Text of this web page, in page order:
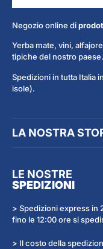
Negozio online di
Yerba mate, vini,
tipiche del nostro paese.
Spedizioni in tutta Italia
isole).
LA NOSTRA
LE NOSTRE
SPEDIZIONI
> Spedizioni express in
fino le 12:00 ore si
> Il costo della